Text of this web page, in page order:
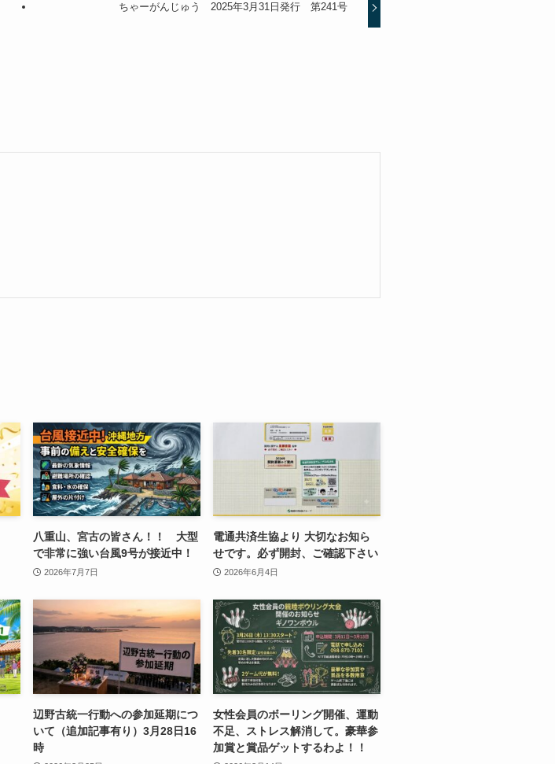
ちゃーがんじゅう 2025年3月31日発行 第241号
八重山、宮古の皆さん！！ 大型
で非常に強い台風9号が接近中！
2026年7月7日
電通共済生協より 大切なお知ら
せです。必ず開封、ご確認下さい
2026年6月4日
辺野古統一行動への参加延期につ
いて（追加記事有り）3月28日16
時
女性会員のボーリング開催、運動
不足、ストレス解消して。豪華参
加賞と賞品ゲットするわよ！！